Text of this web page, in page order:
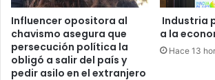
Influencer opositora al
chavismo asegura que
persecución política la
obligó a salir del país y
pedir asilo en el extranjero
Industria
a la
Hace 13